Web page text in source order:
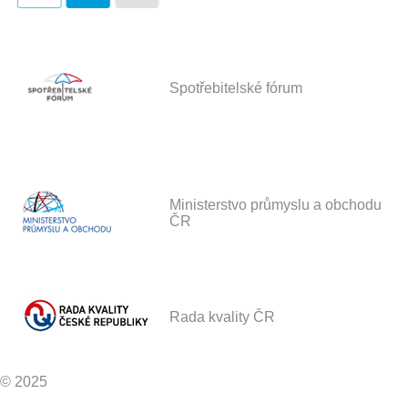
Spotřebitelské fórum
Ministerstvo průmyslu a obchodu
ČR
Rada kvality ČR
© 2025